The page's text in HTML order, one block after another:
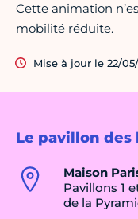
Le pavillon des
Maison
Pavillons 1
de la
Cette animation
mobilité réduite.
Mise à jour le 22/